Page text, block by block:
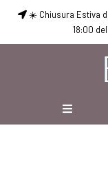
☀️ Chiusura Estiva
18:00